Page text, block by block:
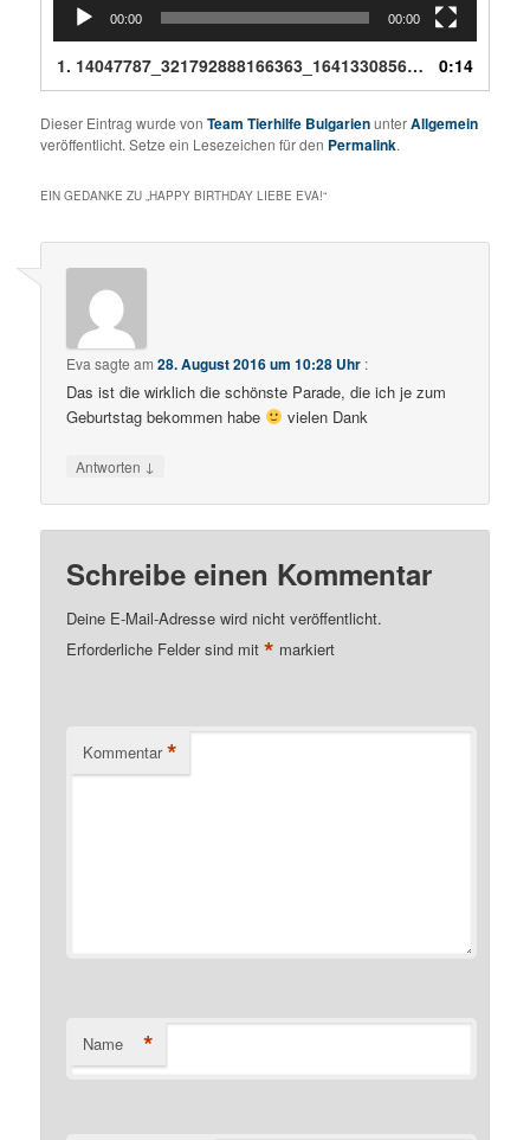
00:00 00:00
1. 14047787_321792888166363_1641330856_n.mp4 0:14
Dieser Eintrag wurde vonTeam Tierhilfe BulgarienunterAllgemein
veröffentlicht. Setze ein Lesezeichen für den Permalink.
EIN GEDANKE ZU „HAPPY BIRTHDAY LIEBE EVA!“
Eva sagte am28. August 2016 um 10:28 Uhr :
Das ist die wirklich die schönste Parade, die ich je zum
Geburtstag bekommen habe
vielen Dank
Antworten ↓
Schreibe einen Kommentar
Deine E-Mail-Adresse wird nicht veröffentlicht.
Erforderliche Felder sind mit* markiert
Kommentar *
Name *